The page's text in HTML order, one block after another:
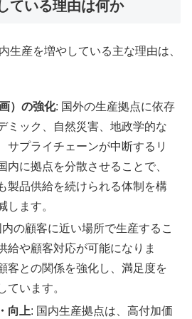
ている理由は何か
産を増やしている主な理由は、
）の強化: 国外の生産拠点に依存
ミック、自然災害、地政学的な
サプライチェーンが中断するリ
内に拠点を分散させることで、
製品供給を続けられる体制を構
します。
内の顧客に近い場所で生産するこ
給や顧客対応が可能になりま
客との関係を強化し、満足度を
ています。
向上: 国内生産拠点は、高付加価